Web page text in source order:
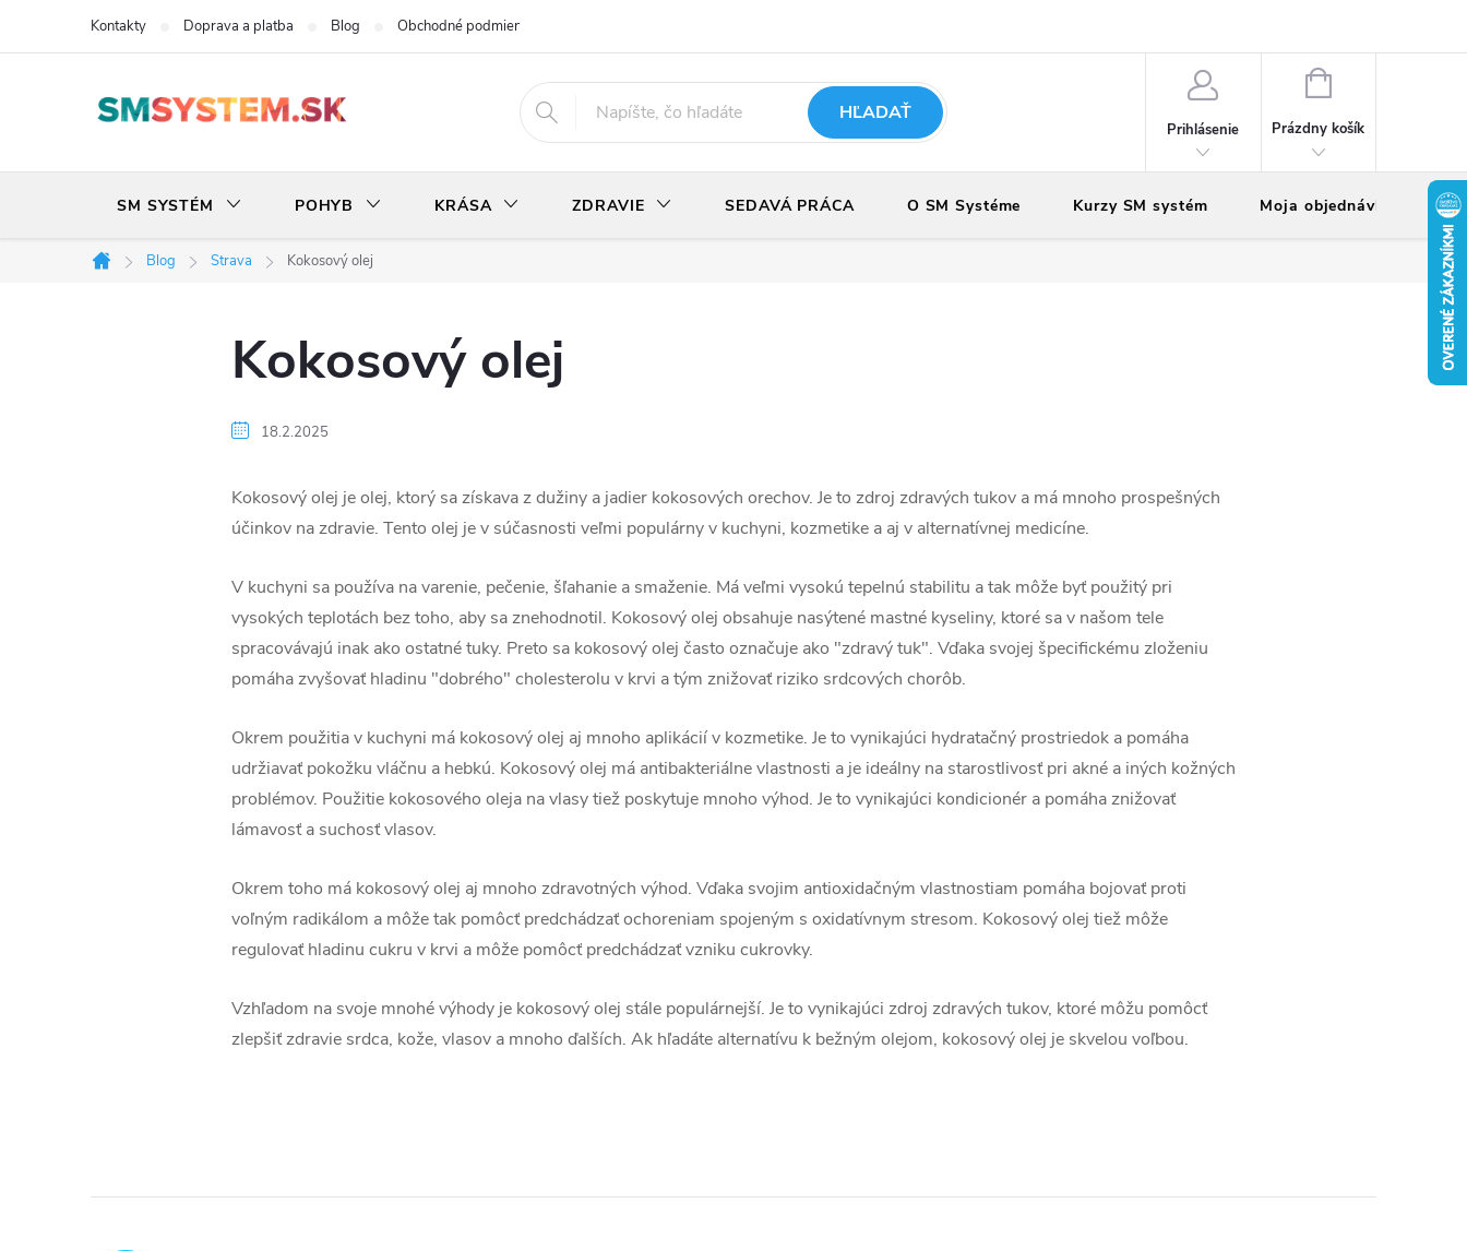
Kontakty Doprava a platba Blog Obchodné podmienky
HĽADAŤ
Prihlásenie
NÁKUPNÝ
Prázdny košík
SM SYSTÉM POHYB KRÁSA ZDRAVIE SEDAVÁ PRÁCA O SM Systéme Kurzy SM systém Moja objednávka
Domov
Blog Strava Kokosový olej
Kokosový olej
18.2.2025
Kokosový olej je olej, ktorý sa získava z dužiny a jadier kokosových orechov. Je to zdroj zdravých tukov a má mnoho prospešných
účinkov na zdravie. Tento olej je v súčasnosti veľmi populárny v kuchyni, kozmetike a aj v alternatívnej medicíne.
V kuchyni sa používa na varenie, pečenie, šľahanie a smaženie. Má veľmi vysokú tepelnú stabilitu a tak môže byť použitý pri
vysokých teplotách bez toho, aby sa znehodnotil. Kokosový olej obsahuje nasýtené mastné kyseliny, ktoré sa v našom tele
spracovávajú inak ako ostatné tuky. Preto sa kokosový olej často označuje ako "zdravý tuk". Vďaka svojej špecifickému zloženiu
pomáha zvyšovať hladinu "dobrého" cholesterolu v krvi a tým znižovať riziko srdcových chorôb.
Okrem použitia v kuchyni má kokosový olej aj mnoho aplikácií v kozmetike. Je to vynikajúci hydratačný prostriedok a pomáha
udržiavať pokožku vláčnu a hebkú. Kokosový olej má antibakteriálne vlastnosti a je ideálny na starostlivosť pri akné a iných kožných
problémov. Použitie kokosového oleja na vlasy tiež poskytuje mnoho výhod. Je to vynikajúci kondicionér a pomáha znižovať
lámavosť a suchosť vlasov.
Okrem toho má kokosový olej aj mnoho zdravotných výhod. Vďaka svojim antioxidačným vlastnostiam pomáha bojovať proti
voľným radikálom a môže tak pomôcť predchádzať ochoreniam spojeným s oxidatívnym stresom. Kokosový olej tiež môže
regulovať hladinu cukru v krvi a môže pomôcť predchádzať vzniku cukrovky.
Vzhľadom na svoje mnohé výhody je kokosový olej stále populárnejší. Je to vynikajúci zdroj zdravých tukov, ktoré môžu pomôcť
zlepšiť zdravie srdca, kože, vlasov a mnoho ďalších. Ak hľadáte alternatívu k bežným olejom, kokosový olej je skvelou voľbou.